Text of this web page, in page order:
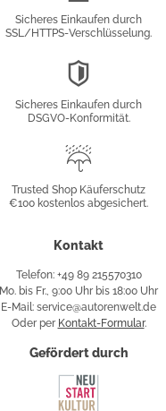
Sicheres Einkaufen durch
SSL/HTTPS-Verschlüsselung.
Sicheres Einkaufen durch
DSGVO-Konformität.
Käuferschutz
Trusted Shop Käuferschutz
€100 kostenlos abgesichert.
Kontakt
Telefon: +49 89 215570310
Mo. bis Fr., 9:00 Uhr bis 18:00 Uhr
E-Mail: service@autorenwelt.de
Oder per Kontakt-Formular.
Gefördert durch